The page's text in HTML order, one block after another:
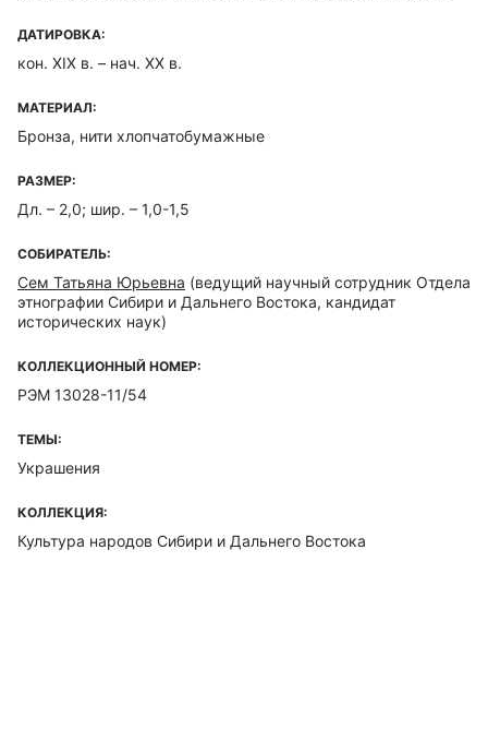
ДАТИРОВКА:
кон. XIX в. – нач. XX в.
МАТЕРИАЛ:
Бронза, нити хлопчатобумажные
РАЗМЕР:
Дл. – 2,0; шир. – 1,0-1,5
СОБИРАТЕЛЬ:
Сем Татьяна Юрьевна (ведущий научный сотрудник Отдела
этнографии Сибири и Дальнего Востока, кандидат
исторических наук)
КОЛЛЕКЦИОННЫЙ НОМЕР:
РЭМ 13028-11/54
ТЕМЫ:
Украшения
КОЛЛЕКЦИЯ:
Культура народов Сибири и Дальнего Востока